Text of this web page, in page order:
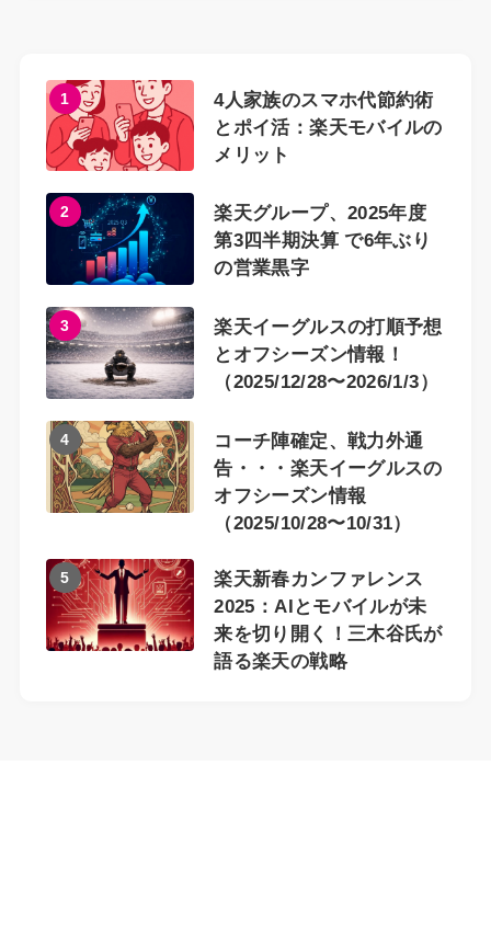
1
4人家族のスマホ代節約術
とポイ活：楽天モバイルの
メリット
2
楽天グループ、2025年度
第3四半期決算 で6年ぶり
の営業黒字
3
楽天イーグルスの打順予想
とオフシーズン情報！
（2025/12/28〜2026/1/3）
4
コーチ陣確定、戦力外通
告・・・楽天イーグルスの
オフシーズン情報
（2025/10/28〜10/31）
5
楽天新春カンファレンス
2025：AIとモバイルが未
来を切り開く！三木谷氏が
語る楽天の戦略